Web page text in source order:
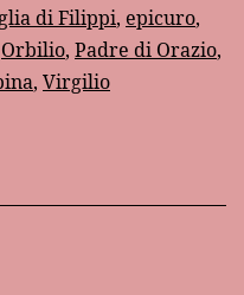
di Filippi, epicuro,
Orbilio, Padre di Orazio,
, Virgilio